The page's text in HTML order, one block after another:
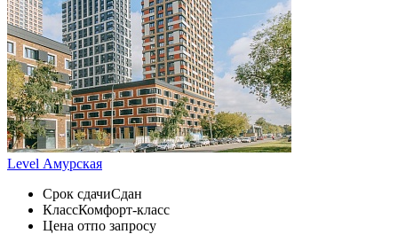
Level Амурская
Срок сдачиСдан
КлассКомфорт-класс
Цена отпо запросу